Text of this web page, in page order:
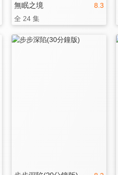
8.3
無眠之境
全 24 集